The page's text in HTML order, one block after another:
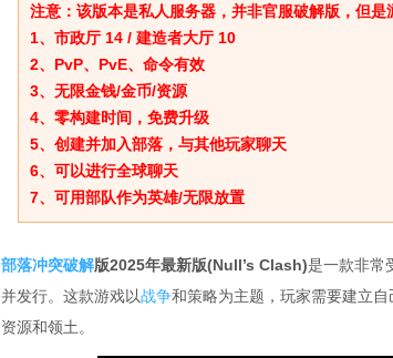
注意：该版本是私人服务器，并非官服破解版，但是
1、市政厅 14 / 建造者大厅 10
2、PvP、PvE、命令有效
3、无限金钱/金币/资源
4、零构建时间，免费升级
5、创建并加入部落，与其他玩家聊天
6、可以进行全球聊天
7、可用部队作为英雄/无限放置
部落冲突破解版2025年最新版(Null’s Clash)是一款非常
并发行。这款游戏以战争和策略为主题，玩家需要建立
资源和领土。